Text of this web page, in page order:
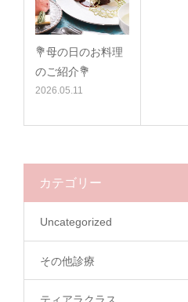
💐母の日のお料理
のご紹介💐
2026.05.11
カテゴリー
Uncategorized
その他診療